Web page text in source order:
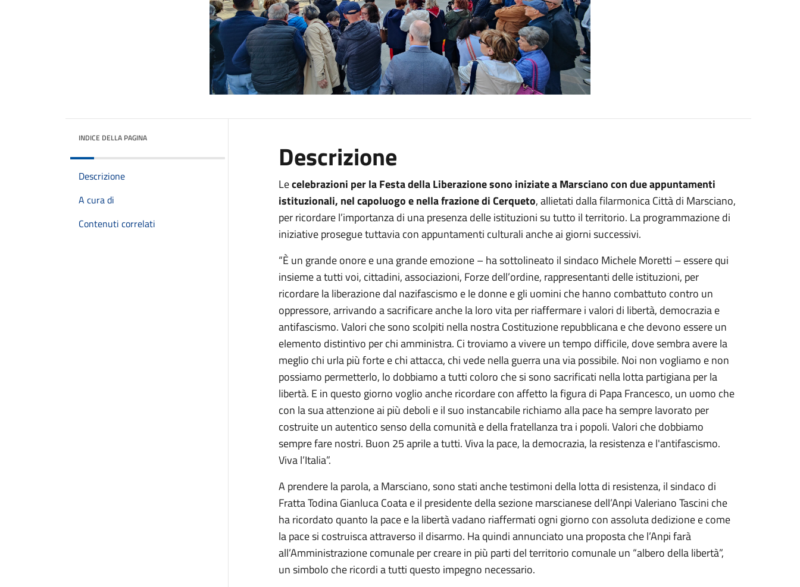
INDICE DELLA PAGINA
Descrizione
A cura di
Contenuti correlati
Descrizione
Lecelebrazioni per la Festa della Liberazione sono iniziate a Marsciano con due appuntamenti
istituzionali, nel capoluogo e nella frazione di Cerqueto, allietati dalla filarmonica Città di Marsciano,
per ricordare l’importanza di una presenza delle istituzioni su tutto il territorio. La programmazione di
iniziative prosegue tuttavia con appuntamenti culturali anche ai giorni successivi.
“È un grande onore e una grande emozione – ha sottolineato il sindaco Michele Moretti – essere qui
insieme a tutti voi, cittadini, associazioni, Forze dell’ordine, rappresentanti delle istituzioni, per
ricordare la liberazione dal nazifascismo e le donne e gli uomini che hanno combattuto contro un
oppressore, arrivando a sacrificare anche la loro vita per riaffermare i valori di libertà, democrazia e
antifascismo. Valori che sono scolpiti nella nostra Costituzione repubblicana e che devono essere un
elemento distintivo per chi amministra. Ci troviamo a vivere un tempo difficile, dove sembra avere la
meglio chi urla più forte e chi attacca, chi vede nella guerra una via possibile. Noi non vogliamo e non
possiamo permetterlo, lo dobbiamo a tutti coloro che si sono sacrificati nella lotta partigiana per la
libertà. E in questo giorno voglio anche ricordare con affetto la figura di Papa Francesco, un uomo che
con la sua attenzione ai più deboli e il suo instancabile richiamo alla pace ha sempre lavorato per
costruite un autentico senso della comunità e della fratellanza tra i popoli. Valori che dobbiamo
sempre fare nostri. Buon 25 aprile a tutti. Viva la pace, la democrazia, la resistenza e l'antifascismo.
Viva l’Italia”.
A prendere la parola, a Marsciano, sono stati anche testimoni della lotta di resistenza, il sindaco di
Fratta Todina Gianluca Coata e il presidente della sezione marscianese dell’Anpi Valeriano Tascini che
ha ricordato quanto la pace e la libertà vadano riaffermati ogni giorno con assoluta dedizione e come
la pace si costruisca attraverso il disarmo. Ha quindi annunciato una proposta che l’Anpi farà
all’Amministrazione comunale per creare in più parti del territorio comunale un “albero della libertà”,
un simbolo che ricordi a tutti questo impegno necessario.